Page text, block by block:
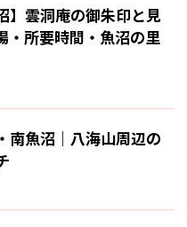
】雲洞庵の御朱印と見
・所要時間・魚沼の里
南魚沼｜八海山周辺の